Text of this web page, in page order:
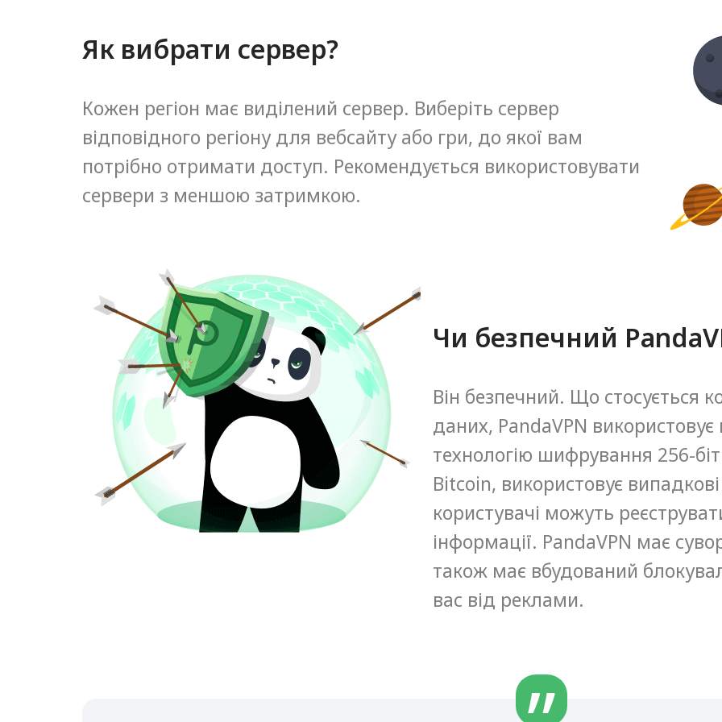
Як вибрати сервер?
Кожен регіон має виділений сервер. Виберіть сервер
відповідного регіону для вебсайту або гри, до якої вам
потрібно отримати доступ. Рекомендується використовувати
сервери з меншою затримкою.
Чи безпечний
Він безпечний. Що стосується
даних, PandaVPN
технологію шифрування 256-
Bitcoin, використовує
користувачі можуть
інформації. PandaVPN має
також має вбудований
вас від реклами.